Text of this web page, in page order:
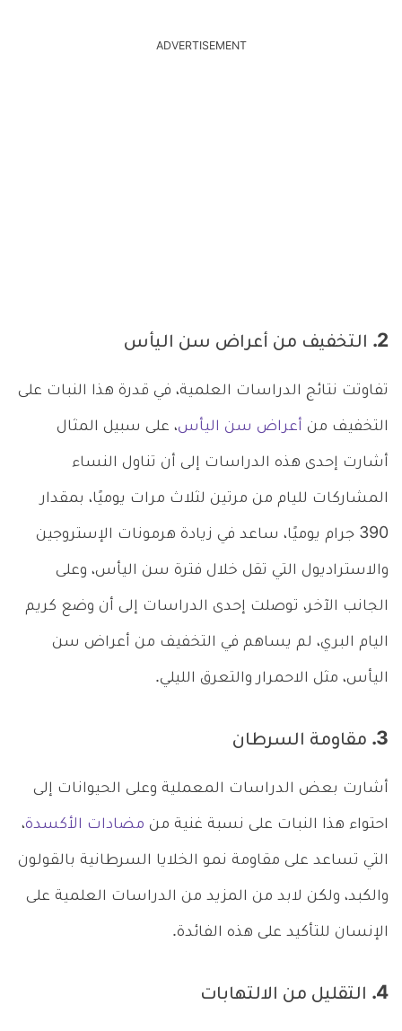
ADVERTISEMENT
2. التخفيف من أعراض سن اليأس
تفاوتت نتائج الدراسات العلمية، في قدرة هذا النبات على
التخفيف من أعراض سن اليأس، على سبيل المثال
أشارت إحدى هذه الدراسات إلى أن تناول النساء
المشاركات لليام من مرتين لثلاث مرات يوميًا، بمقدار
390 جرام يوميًا، ساعد في زيادة هرمونات الإستروجين
والاستراديول التي تقل خلال فترة سن اليأس، وعلى
الجانب الآخر، توصلت إحدى الدراسات إلى أن وضع كريم
اليام البري، لم يساهم في التخفيف من أعراض سن
اليأس، مثل الاحمرار والتعرق الليلي.
3. مقاومة السرطان
أشارت بعض الدراسات المعملية وعلى الحيوانات إلى
احتواء هذا النبات على نسبة غنية من مضادات الأكسدة،
التي تساعد على مقاومة نمو الخلايا السرطانية بالقولون
والكبد، ولكن لابد من المزيد من الدراسات العلمية على
الإنسان للتأكيد على هذه الفائدة.
4. التقليل من الالتهابات